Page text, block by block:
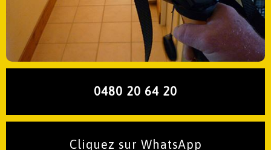
0480 20 64 20
Cliquez sur WhatsApp